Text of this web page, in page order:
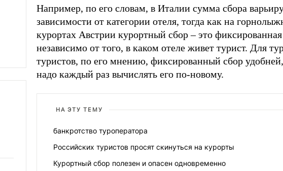
Например, по его словам, в Италии сумма сбора
зависимости от категории отеля, тогда как на
курортах Австрии курортный сбор – это
независимо от того, в каком отеле живет турист. Для
туристов, по его мнению, фиксированный сбор
надо каждый раз вычислять его по-новому.
НА ЭТУ ТЕМУ
банкротство туроператора
Российских туристов просят скинуться на курорты
Курортный сбор полезен и опасен одновременно